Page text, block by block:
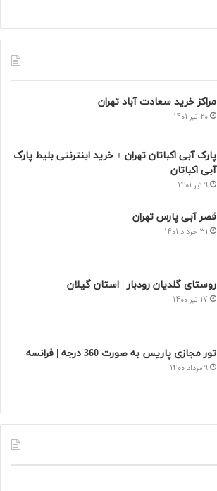
مراکز خرید سعادت‌ آباد تهران
20 تیر 1401
پارک آبی اکباتان تهران + خرید اینترنتی بلیط پارک
آبی اکباتان
9 تیر 1401
قصر آبی پارس تهران
31 خرداد 1401
روستای گلدیان رودبار | استان گیلان
17 تیر 1400
تور مجازی پاریس به صورت 360 درجه | فرانسه
9 مرداد 1400